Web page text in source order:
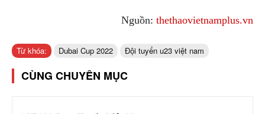
Nguồn: thethaovietnamplus.vn
Từ khóa: Dubai Cup 2022 Đội tuyển u23 việt nam
CÙNG CHUYÊN MỤC